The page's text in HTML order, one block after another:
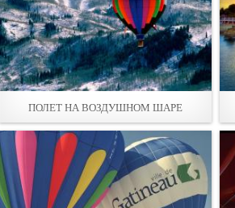
ПОЛЕТ НА ВОЗДУШНОМ ШАРЕ